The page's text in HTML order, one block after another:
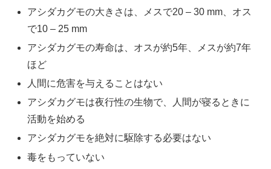
アシダカグモの大きさは、メスで20 – 30 mm、オス
で10 – 25 mm
アシダカグモの寿命は、オスが約5年、メスが約7年
ほど
人間に危害を与えることはない
アシダカグモは夜行性の生物で、人間が寝るときに
活動を始める
アシダカグモを絶対に駆除する必要はない
毒をもっていない